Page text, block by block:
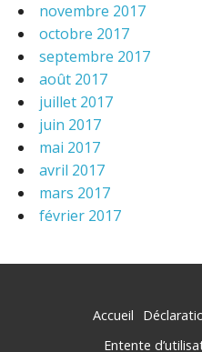
novembre 2017
octobre 2017
septembre 2017
août 2017
juillet 2017
juin 2017
mai 2017
avril 2017
mars 2017
février 2017
Accueil
Entente